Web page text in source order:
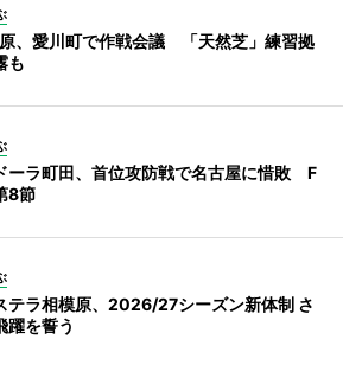
、愛川町で作戦会議 「天然芝」練習拠
も
ーラ町田、首位攻防戦で名古屋に惜敗 F
8節
テラ相模原、2026/27シーズン新体制 さ
躍を誓う